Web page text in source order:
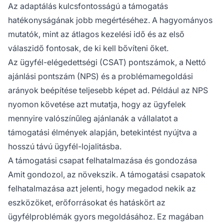
Az adaptálás kulcsfontosságú a támogatás
hatékonyságának jobb megértéséhez. A hagyományos
mutatók, mint az átlagos kezelési idő és az első
válaszidő fontosak, de ki kell bővíteni őket.
Az ügyfél-elégedettségi (CSAT) pontszámok, a Nettó
ajánlási pontszám (NPS) és a problémamegoldási
arányok beépítése teljesebb képet ad. Például az NPS
nyomon követése azt mutatja, hogy az ügyfelek
mennyire valószínűleg ajánlanák a vállalatot a
támogatási élmények alapján, betekintést nyújtva a
hosszú távú ügyfél-lojalitásba.
A támogatási csapat felhatalmazása és gondozása
Amit gondozol, az növekszik. A támogatási csapatok
felhatalmazása azt jelenti, hogy megadod nekik az
eszközöket, erőforrásokat és hatáskört az
ügyfélproblémák gyors megoldásához. Ez magában